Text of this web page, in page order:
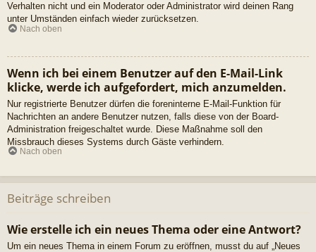
Verhalten nicht und ein Moderator oder Administrator wird deinen Rang
unter Umständen einfach wieder zurücksetzen.
Nach oben
Wenn ich bei einem Benutzer auf den E-Mail-Link
klicke, werde ich aufgefordert, mich anzumelden.
Nur registrierte Benutzer dürfen die foreninterne E-Mail-Funktion für
Nachrichten an andere Benutzer nutzen, falls diese von der Board-
Administration freigeschaltet wurde. Diese Maßnahme soll den
Missbrauch dieses Systems durch Gäste verhindern.
Nach oben
Beiträge schreiben
Wie erstelle ich ein neues Thema oder eine Antwort?
Um ein neues Thema in einem Forum zu eröffnen, musst du auf „Neues